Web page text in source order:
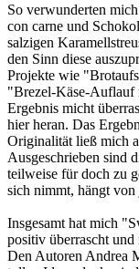
So verwunderten
con carne und
salzigen
den Sinn diese
Projekte wie
"Brezel-Käse-Auflauf
Ergebnis micht
hier heran. Das
Originalität ließ mich
Ausgeschrieben sind
teilweise für doch zu
sich nimmt, hängt von
Insgesamt hat mich
positiv überrascht
Den Autoren Andrea